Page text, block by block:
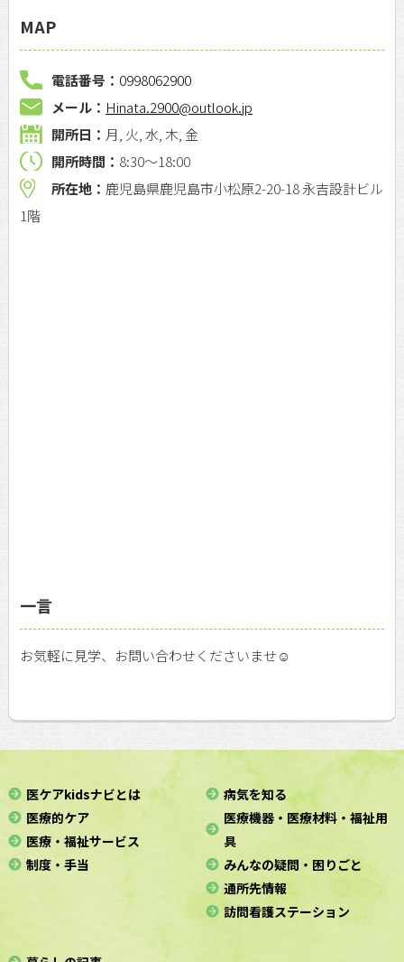
MAP
電話番号： 0998062900
メール： Hinata.2900@outlook.jp
開所日： 月, 火, 水, 木, 金
開所時間： 8:30〜18:00
所在地： 鹿児島県鹿児島市小松原2-20-18 永吉設計ビル
1階
一言
お気軽に見学、お問い合わせくださいませ☺️
医ケアkidsナビとは
医療的ケア
医療・福祉サービス
制度・手当
病気を知る
医療機器・医療材料・福祉用
具
みんなの疑問・困りごと
通所先情報
訪問看護ステーション